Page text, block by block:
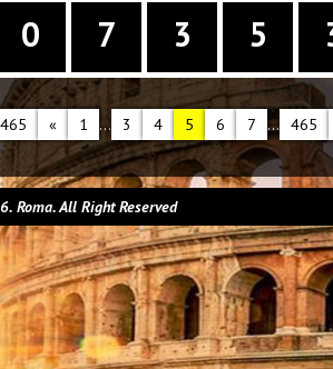
0 7 3 5
« 1 ... 3 4 5 6 7 ... 465
Roma. All Right Reserved